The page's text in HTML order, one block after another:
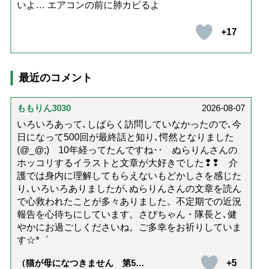
いよ… エアコンの前に肺カビるよ
+17
最近のコメント
ももりん3030
2026-08-07
いろいろあって､しばらく訪問していなかったので､今
日になって500回が最終話と知り､愕然となりました
(@_@;) 10年経ってたんですね･･ ぬらりんさんの
ホッコリするイラストと文章が大好きでした❢❢ 介
護では身内に理解してもらえないもどかしさを感じた
り､いろいろありましたが､ぬらりんさんの文章を読ん
で心救われたことが多々ありました。不定期での近況
報告を心待ちにしています。さびちゃん・隊長と､健
やかにお過ごしくださいね。ご多幸をお祈りしていま
す☆*゜
（猫が母になつきません 第500
+5